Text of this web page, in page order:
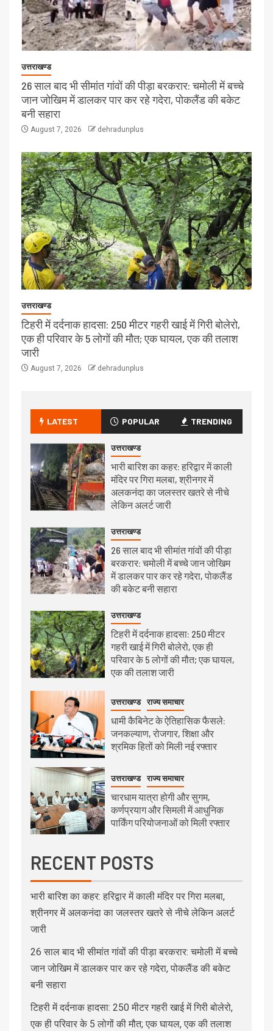
उत्तराखण्ड
26 साल बाद भी सीमांत गांवों की पीड़ा बरकरार: चमोली में बच्चे
जान जोखिम में डालकर पार कर रहे गदेरा, पोकलैंड की बकेट
बनी सहारा
August 7, 2026 dehradunplus
उत्तराखण्ड
टिहरी में दर्दनाक हादसा: 250 मीटर गहरी खाई में गिरी बोलेरो,
एक ही परिवार के 5 लोगों की मौत; एक घायल, एक की तलाश
जारी
August 7, 2026 dehradunplus
LATEST POPULAR TRENDING
उत्तराखण्ड
भारी बारिश का कहर: हरिद्वार में काली
मंदिर पर गिरा मलबा, श्रीनगर में
अलकनंदा का जलस्तर खतरे से नीचे
लेकिन अलर्ट जारी
उत्तराखण्ड
26 साल बाद भी सीमांत गांवों की पीड़ा
बरकरार: चमोली में बच्चे जान जोखिम
में डालकर पार कर रहे गदेरा, पोकलैंड
की बकेट बनी सहारा
उत्तराखण्ड
टिहरी में दर्दनाक हादसा: 250 मीटर
गहरी खाई में गिरी बोलेरो, एक ही
परिवार के 5 लोगों की मौत; एक घायल,
एक की तलाश जारी
उत्तराखण्ड राज्य समाचार
धामी कैबिनेट के ऐतिहासिक फैसले:
जनकल्याण, रोजगार, शिक्षा और
श्रमिक हितों को मिली नई रफ्तार
उत्तराखण्ड राज्य समाचार
चारधाम यात्रा होगी और सुगम,
कर्णप्रयाग और सिमली में आधुनिक
पार्किंग परियोजनाओं को मिली रफ्तार
RECENT POSTS
भारी बारिश का कहर: हरिद्वार में काली मंदिर पर गिरा मलबा,
श्रीनगर में अलकनंदा का जलस्तर खतरे से नीचे लेकिन अलर्ट
जारी
26 साल बाद भी सीमांत गांवों की पीड़ा बरकरार: चमोली में बच्चे
जान जोखिम में डालकर पार कर रहे गदेरा, पोकलैंड की बकेट
बनी सहारा
टिहरी में दर्दनाक हादसा: 250 मीटर गहरी खाई में गिरी बोलेरो,
एक ही परिवार के 5 लोगों की मौत; एक घायल, एक की तलाश